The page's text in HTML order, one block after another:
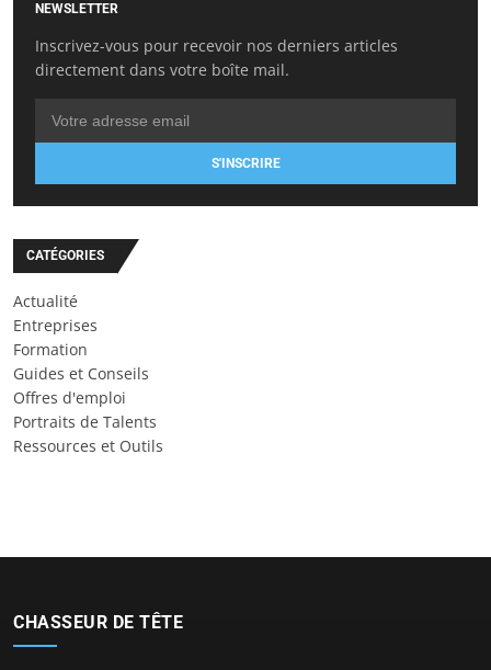
NEWSLETTER
Inscrivez-vous pour recevoir nos derniers articles
directement dans votre boîte mail.
S'INSCRIRE
CATÉGORIES
Actualité
Entreprises
Formation
Guides et Conseils
Offres d'emploi
Portraits de Talents
Ressources et Outils
CHASSEUR DE TÊTE